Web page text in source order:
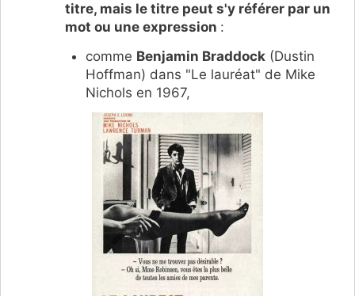
titre, mais le titre peut s'y référer par un
mot ou une expression :
comme Benjamin Braddock(Dustin
Hoffman) dans "Le lauréat" de Mike
Nichols en 1967,